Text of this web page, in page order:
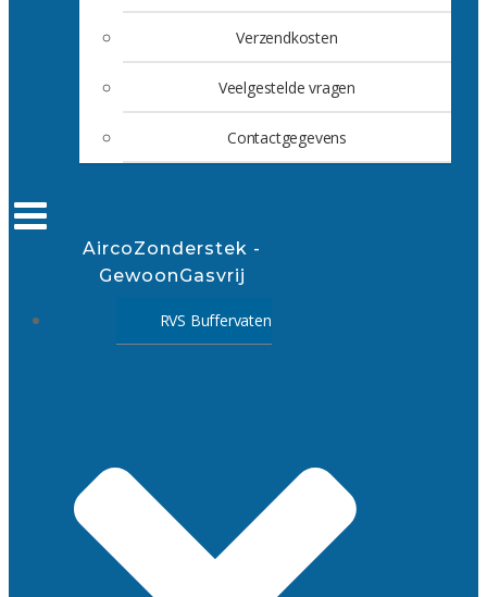
Verzendkosten
Veelgestelde vragen
Contactgegevens
AircoZonderstek -
GewoonGasvrij
RVS Buffervaten